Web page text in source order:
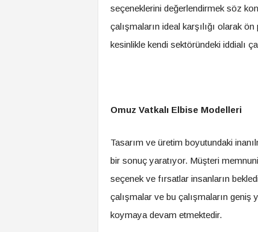
seçeneklerini değerlendirmek söz
çalışmaların ideal karşılığı olarak
kesinlikle kendi sektöründeki iddialı
Omuz Vatkalı Elbise Modelleri
Tasarım ve üretim boyutundaki
bir sonuç yaratıyor. Müşteri
seçenek ve fırsatlar insanların
çalışmalar ve bu çalışmaların geniş
koymaya devam etmektedir.